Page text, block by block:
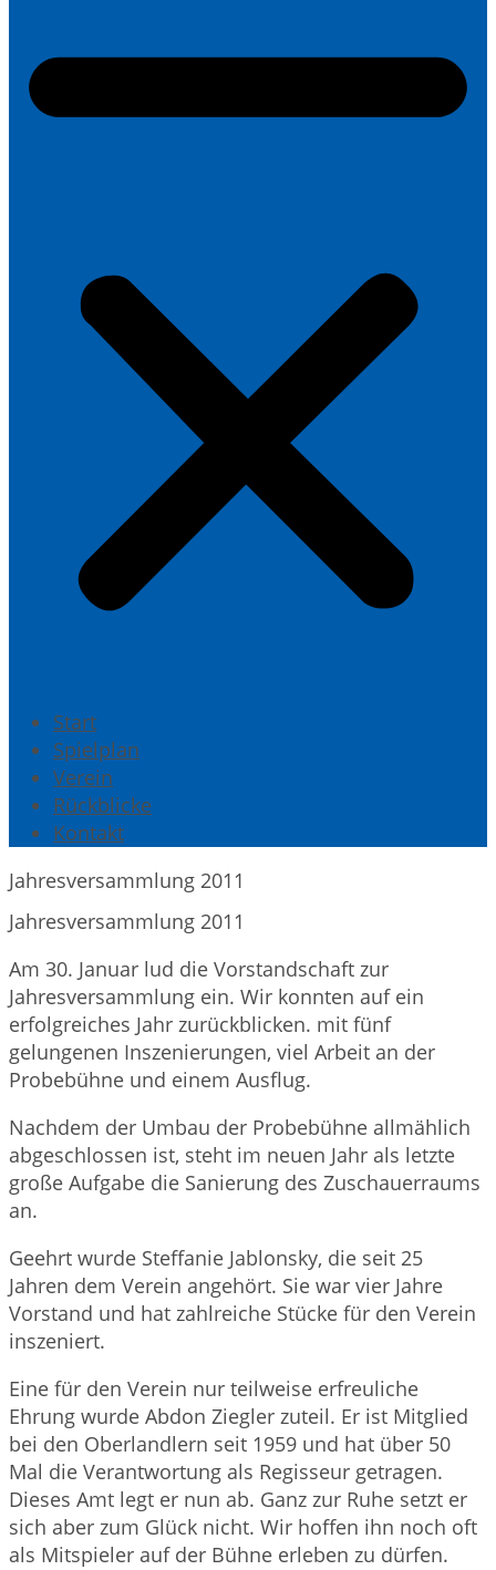
Start
Spielplan
Verein
Rückblicke
Kontakt
Jahresversammlung 2011
Jahresversammlung 2011
Am 30. Januar lud die Vorstandschaft zur
Jahresversammlung ein. Wir konnten auf ein
erfolgreiches Jahr zurückblicken. mit fünf
gelungenen Inszenierungen, viel Arbeit an der
Probebühne und einem Ausflug.
Nachdem der Umbau der Probebühne allmählich
abgeschlossen ist, steht im neuen Jahr als letzte
große Aufgabe die Sanierung des Zuschauerraums
an.
Geehrt wurde Steffanie Jablonsky, die seit 25
Jahren dem Verein angehört. Sie war vier Jahre
Vorstand und hat zahlreiche Stücke für den Verein
inszeniert.
Eine für den Verein nur teilweise erfreuliche
Ehrung wurde Abdon Ziegler zuteil. Er ist Mitglied
bei den Oberlandlern seit 1959 und hat über 50
Mal die Verantwortung als Regisseur getragen.
Dieses Amt legt er nun ab. Ganz zur Ruhe setzt er
sich aber zum Glück nicht. Wir hoffen ihn noch oft
als Mitspieler auf der Bühne erleben zu dürfen.